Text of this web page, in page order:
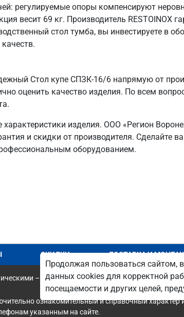
регулируемые опоры компенсируют
весит 69 кг. Производитель RESTOINOX
стол тумба, вы инвестируете в
Стол купе СПЗК-16/6 напрямую от
оценить качество изделия. По всем
изделия. ООО «Регион
и скидки от производителя. Сделайте
оборудованием.
СКИДКИ ДОСТАВКА И
– является опечаткой.
ознакомительный и справочный характер
указанным на сайте.
Продолжая пользоваться сайтом,
данных cookies для корректной
посещаемости и других целей,